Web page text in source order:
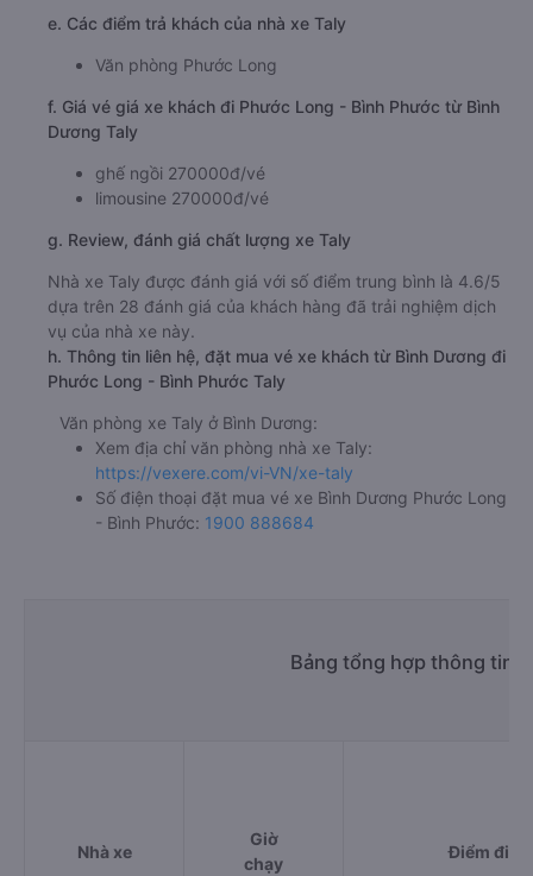
e. Các điểm trả khách của nhà xe Taly
Văn phòng Phước Long
f. Giá vé giá xe khách đi Phước Long - Bình Phước từ Bình
Dương Taly
ghế ngồi 270000đ/vé
limousine 270000đ/vé
g. Review, đánh giá chất lượng xe Taly
Nhà xe Taly được đánh giá với số điểm trung bình là 4.6/5
dựa trên 28 đánh giá của khách hàng đã trải nghiệm dịch
vụ của nhà xe này.
h. Thông tin liên hệ, đặt mua vé xe khách từ Bình Dương đi
Phước Long - Bình Phước Taly
Văn phòng xe Taly ở Bình Dương:
Xem địa chỉ văn phòng nhà xe Taly:
https://vexere.com/vi-VN/xe-taly
Số điện thoại đặt mua vé xe Bình Dương Phước Long
- Bình Phước: 1900 888684
Bảng tổng hợp thông tin
Nhà xe
Giờ
chạy
Điểm đi